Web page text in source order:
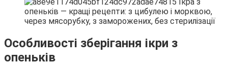
Особливості зберігання ікри з
опеньків